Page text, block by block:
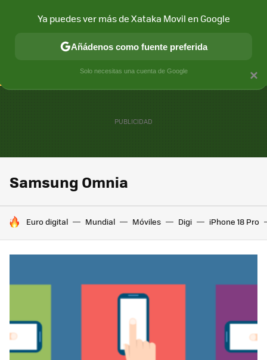
CONECTIVIDAD MÓVIL Y SOCIEDAD APLICACIONES
Samsung Omnia
HOY SE HABLA DE
Euro digital Mundial Móviles Digi iPhone 18 Pro
×
Ya puedes ver más de Xataka Movil en Google
Añádenos como fuente preferida
Solo necesitas una cuenta de Google